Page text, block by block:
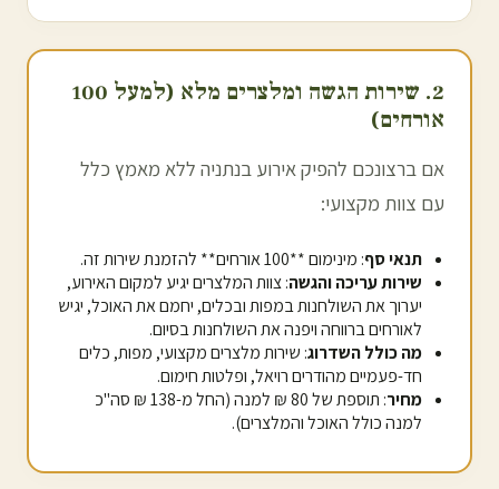
2. שירות הגשה ומלצרים מלא (למעל 100
אורחים)
אם ברצונכם להפיק אירוע בנתניה ללא מאמץ כלל
עם צוות מקצועי:
תנאי סף: מינימום **100 אורחים** להזמנת שירות זה.
שירות עריכה והגשה: צוות המלצרים יגיע למקום האירוע,
יערוך את השולחנות במפות ובכלים, יחמם את האוכל, יגיש
לאורחים ברווחה ויפנה את השולחנות בסיום.
מה כולל השדרוג: שירות מלצרים מקצועי, מפות, כלים
חד-פעמיים מהודרים רויאל, ופלטות חימום.
מחיר
: תוספת של 80 ₪ למנה (החל מ-138 ₪ סה"כ
למנה כולל האוכל והמלצרים).